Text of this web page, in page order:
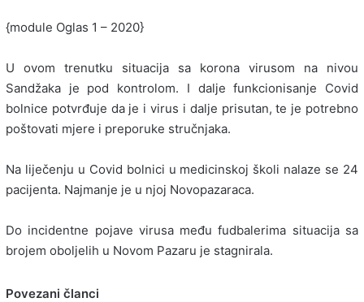
{module Oglas 1 – 2020}
U ovom trenutku situacija sa korona virusom na nivou
Sandžaka je pod kontrolom. I dalje funkcionisanje Covid
bolnice potvrđuje da je i virus i dalje prisutan, te je potrebno
poštovati mjere i preporuke stručnjaka.
Na liječenju u Covid bolnici u medicinskoj školi nalaze se 24
pacijenta. Najmanje je u njoj Novopazaraca.
Do incidentne pojave virusa među fudbalerima situacija sa
brojem oboljelih u Novom Pazaru je stagnirala.
Povezani članci